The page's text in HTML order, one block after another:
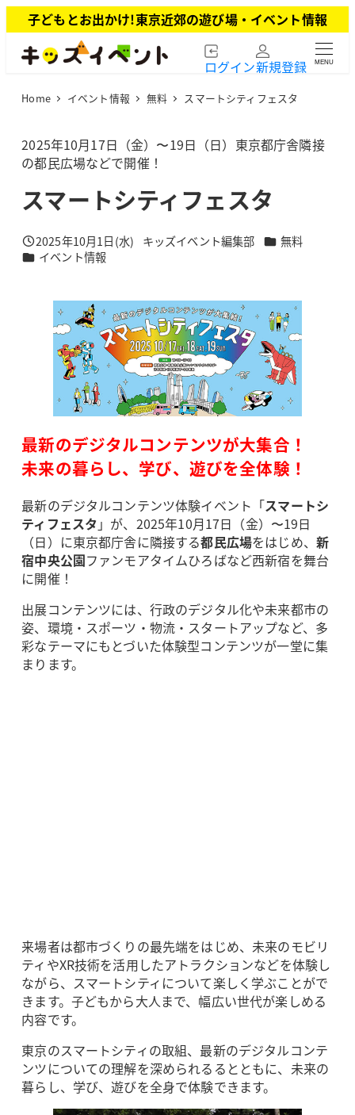
イ
子どもとお出かけ!東京近郊の遊び場・イベント情報
ログイン新規登録 MENU
Home イベント情報 無料 スマートシティフェスタ
2025年10月17日（金）〜19日（日）東京都庁舎隣接
の都民広場などで開催！
スマートシティフェスタ
投稿日
2025年10月1日(水)
著
キッズイベント編集部 カテゴリー
無料
カテゴリー
イベント情報
最新のデジタルコンテンツが大集合！
未来の暮らし、学び、遊びを全体験！
最新のデジタルコンテンツ体験イベント「スマートシ
ティフェスタ 」が、2025年10月17日（金）〜19日
（日）に東京都庁舎に隣接する都民広場をはじめ、 新
宿中央公園ファンモアタイムひろばなど西新宿を舞台
に開催！
出展コンテンツには、行政のデジタル化や未来都市の
姿、環境・スポーツ・物流・スタートアップなど、多
彩なテーマにもとづいた体験型コンテンツが一堂に集
まります。
来場者は都市づくりの最先端をはじめ、未来のモビリ
ティやXR技術を活用したアトラクションなどを体験し
ながら、スマートシティについて楽しく学ぶことがで
きます。子どもから大人まで、幅広い世代が楽しめる
内容です。
東京のスマートシティの取組、最新のデジタルコンテ
ンツについての理解を深められるるとともに、未来の
暮らし、学び、遊びを全身で体験できます。